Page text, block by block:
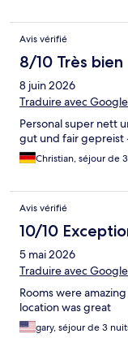
Avis vérifié
8/10 Très bien
8 juin 2026
Traduire avec Google
Personal super nett
gut und fair gepreist
Christian, séjour de
Avis vérifié
10/10
5 mai 2026
Traduire avec Google
Rooms were
location was great
gary, séjour de 3